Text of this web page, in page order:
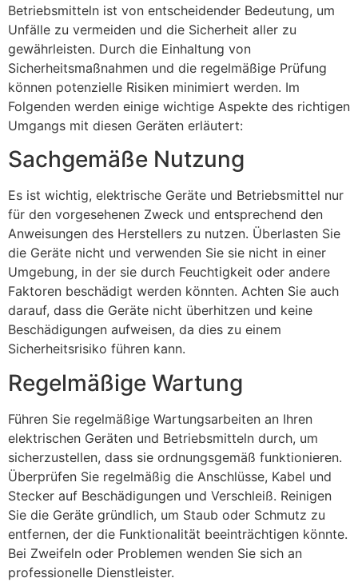
Betriebsmitteln ist von entscheidender Bedeutung, um
Unfälle zu vermeiden und die Sicherheit aller zu
gewährleisten. Durch die Einhaltung von
Sicherheitsmaßnahmen und die regelmäßige Prüfung
können potenzielle Risiken minimiert werden. Im
Folgenden werden einige wichtige Aspekte des richtigen
Umgangs mit diesen Geräten erläutert:
Sachgemäße Nutzung
Es ist wichtig, elektrische Geräte und Betriebsmittel nur
für den vorgesehenen Zweck und entsprechend den
Anweisungen des Herstellers zu nutzen. Überlasten Sie
die Geräte nicht und verwenden Sie sie nicht in einer
Umgebung, in der sie durch Feuchtigkeit oder andere
Faktoren beschädigt werden könnten. Achten Sie auch
darauf, dass die Geräte nicht überhitzen und keine
Beschädigungen aufweisen, da dies zu einem
Sicherheitsrisiko führen kann.
Regelmäßige Wartung
Führen Sie regelmäßige Wartungsarbeiten an Ihren
elektrischen Geräten und Betriebsmitteln durch, um
sicherzustellen, dass sie ordnungsgemäß funktionieren.
Überprüfen Sie regelmäßig die Anschlüsse, Kabel und
Stecker auf Beschädigungen und Verschleiß. Reinigen
Sie die Geräte gründlich, um Staub oder Schmutz zu
entfernen, der die Funktionalität beeinträchtigen könnte.
Bei Zweifeln oder Problemen wenden Sie sich an
professionelle Dienstleister.